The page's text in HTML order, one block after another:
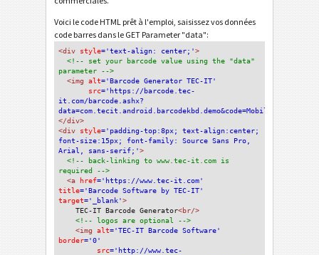
Voici le code HTML prêt à l'emploi, saisissez vos données
code barres dans le GET Parameter "data":
<div style='text-align: center;'>
<!-- set your barcode value using the "data"
parameter -->
<img alt='Barcode Generator TEC-IT'
src='https://barcode.tec-
it.com/barcode.ashx?
</div>
<div style='padding-top:8px; text-align:center;
font-size:15px; font-family: Source Sans Pro,
Arial, sans-serif;'>
<!-- back-linking to www.tec-it.com is
required -->
<a href='https://www.tec-it.com'
title='Barcode Software by TEC-IT'
target='_blank'>
TEC-IT Barcode Generator<br/>
<!-- logos are optional -->
<img alt='TEC-IT Barcode Software'
border='0'
src='http://www.tec-